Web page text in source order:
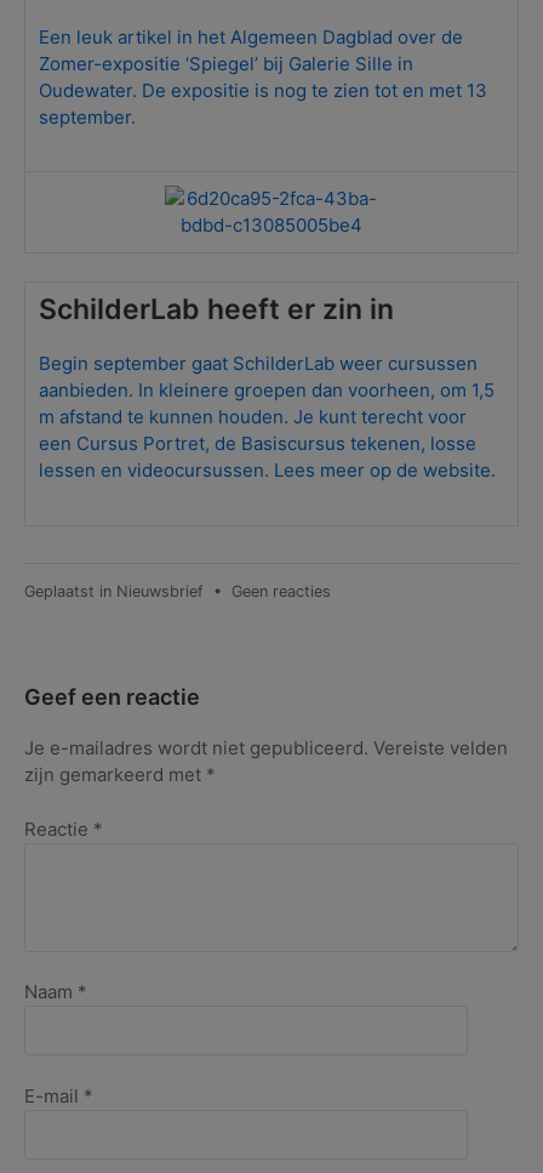
Een leuk artikel in het Algemeen Dagblad over de
Zomer-expositie ‘Spiegel’ bij Galerie Sille in
Oudewater. De expositie is nog te zien tot en met 13
september.
SchilderLab heeft er zin in
Begin september gaat SchilderLab weer cursussen
aanbieden. In kleinere groepen dan voorheen, om 1,5
m afstand te kunnen houden. Je kunt terecht voor
een Cursus Portret, de Basiscursus tekenen, losse
lessen en videocursussen. Lees meer op de website.
Geplaatst in Nieuwsbrief • Geen reacties
Geef een reactie
Je e-mailadres wordt niet gepubliceerd. Vereiste velden
zijn gemarkeerd met *
Reactie *
Naam *
E-mail *